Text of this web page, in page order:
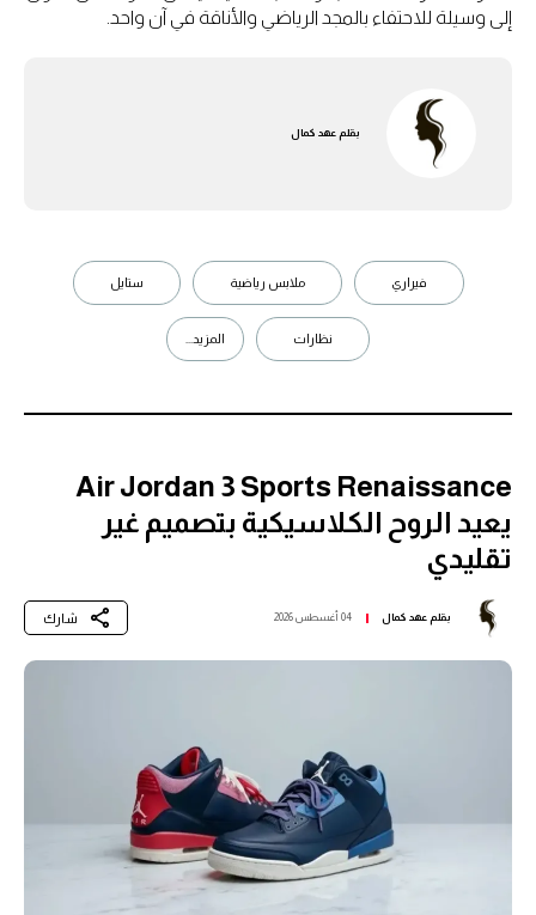
إلى وسيلة للاحتفاء بالمجد الرياضي والأناقة في آن واحد.
بقلمعهد كمال
فيراري ملابس رياضية ستايل
نظارات المزيد...
Air Jordan 3 Sports Renaissance
يعيد الروح الكلاسيكية بتصميم غير
تقليدي
بقلمعهد كمال 04 أغسطس 2026 شارك